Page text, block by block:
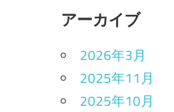
アーカイブ
2026年3月
2025年11月
2025年10月